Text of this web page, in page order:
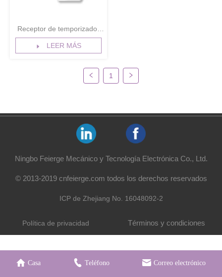
Receptor de temporizador
montado en la pared de un
solo canal RR08-1T
LEER MÁS
1
Ningbo Feierge Mecánico y Tecnología Electrónica Co., Ltd.
© 2013-2019 cnfeierge.com todos los derechos reservados
ICP de Zhejiang No. 16048092-2
Política de privacidad Términos y condiciones
Casa Teléfono Correo electrónico